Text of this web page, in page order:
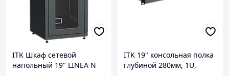
ITK Шкаф сетевой
напольный 19" LINEA N
ITK 19" консольная полка
глубиной 280мм, 1U,